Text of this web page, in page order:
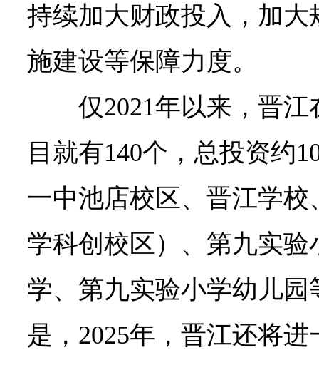
持续加大财政投入，加
施建设等保障力度。
仅2021年以来，晋
目就有140个，总投资约
一中池店校区、晋江学
学科创校区）、第九实
学、第九实验小学幼儿
是，2025年，晋江还将